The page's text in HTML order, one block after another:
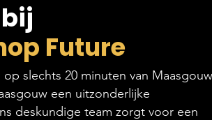
Future
slechts 20 minuten van
een uitzonderlijke
deskundige team zorgt voor een